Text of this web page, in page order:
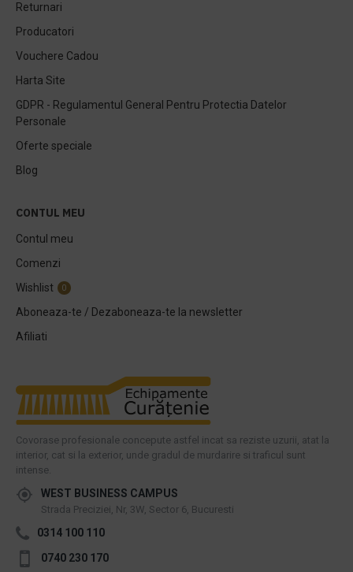
Returnari
Producatori
Vouchere Cadou
Harta Site
GDPR - Regulamentul General Pentru Protectia Datelor
Personale
Oferte speciale
Blog
CONTUL MEU
Contul meu
Comenzi
Wishlist
0
Aboneaza-te / Dezaboneaza-te la newsletter
Afiliati
Covorase profesionale concepute astfel incat sa reziste uzurii, atat la
interior, cat si la exterior, unde gradul de murdarire si traficul sunt
intense.
WEST BUSINESS CAMPUS
Strada Preciziei, Nr, 3W, Sector 6, Bucuresti
0314 100 110
0740 230 170